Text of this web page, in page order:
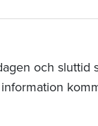
och sluttid